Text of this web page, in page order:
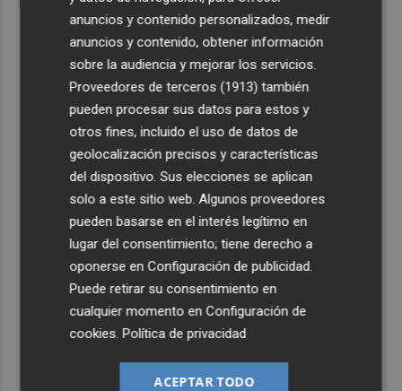
anuncios y contenido personalizados, medir
anuncios y contenido, obtener información
sobre la audiencia y mejorar los servicios.
Proveedores de terceros (1913) también
pueden procesar sus datos para estos y
otros fines, incluido el uso de datos de
geolocalización precisos y características
del dispositivo. Sus elecciones se aplican
solo a este sitio web. Algunos proveedores
pueden basarse en el interés legítimo en
lugar del consentimiento; tiene derecho a
oponerse enConfiguración de publicidad
Puede retirar su consentimiento en
cualquier momento enConfiguración de
cookies .Política de privacidad
ACEPTAR TODO